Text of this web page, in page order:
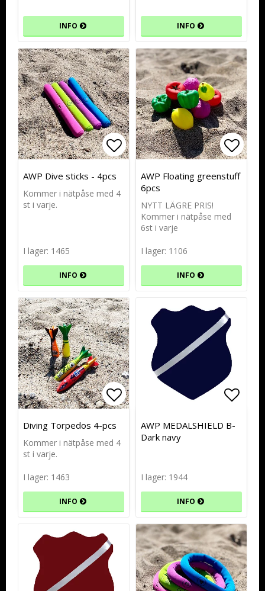
INFO INFO
Lägg till i favoritlistan
Lägg till i favoritlistan
AWP Dive sticks - 4pcs
Kommer i nätpåse med 4
st i varje.
I lager: 1465
INFO
AWP Floating greenstuff
6pcs
NYTT LÄGRE PRIS!
Kommer i nätpåse med
6st i varje
I lager: 1106
INFO
Lägg till i favoritlistan
Lägg till i favoritlistan
Diving Torpedos 4-pcs
Kommer i nätpåse med 4
st i varje.
I lager: 1463
INFO
AWP MEDALSHIELD B-
Dark navy
I lager: 1944
INFO